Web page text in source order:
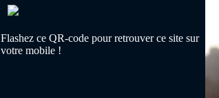
Flashez ce QR-code pour retrouver ce site sur
votre mobile !